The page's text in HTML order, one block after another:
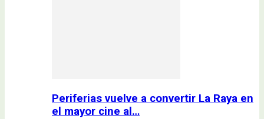
Periferias vuelve a convertir La Raya en
el mayor cine al…